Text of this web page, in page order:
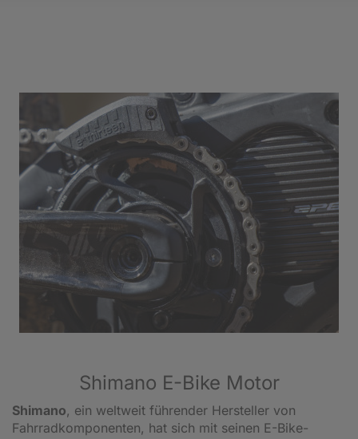
Shimano E-Bike Motor
Shimano, ein weltweit führender Hersteller von
Fahrradkomponenten, hat sich mit seinen E-Bike-